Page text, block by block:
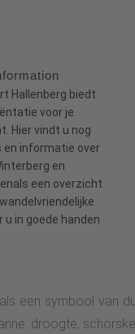
Hallenberg biedt
voor je
Hiervindt u nog
en informatie over
en
een overzicht
wandelvriendelijke
u in goede handen
een symbool van
droogte,